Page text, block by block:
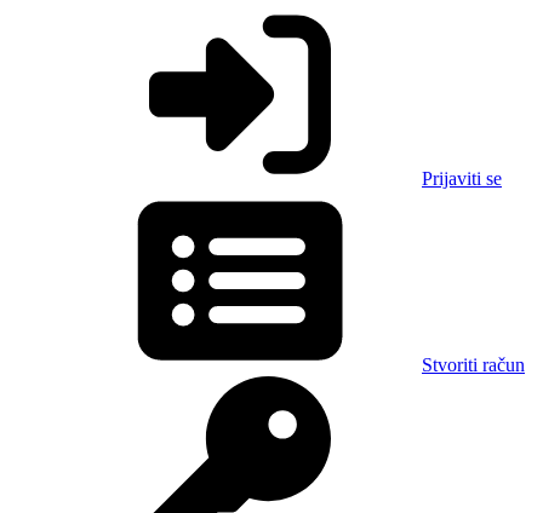
Prijaviti se
Stvoriti račun